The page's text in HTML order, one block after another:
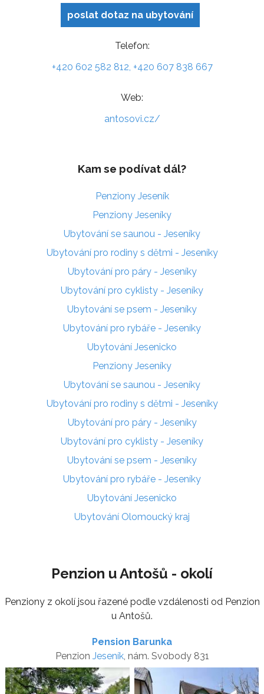
poslat dotaz na ubytování
Telefon:
+420 602 582 812, +420 607 838 667
Web:
antosovi.cz/
Kam se podívat dál?
Penziony Jeseník
Penziony Jeseníky
Ubytování se saunou - Jeseníky
Ubytování pro rodiny s dětmi - Jeseníky
Ubytování pro páry - Jeseníky
Ubytování pro cyklisty - Jeseníky
Ubytování se psem - Jeseníky
Ubytování pro rybáře - Jeseníky
Ubytování Jesenicko
Penziony Jeseníky
Ubytování se saunou - Jeseníky
Ubytování pro rodiny s dětmi - Jeseníky
Ubytování pro páry - Jeseníky
Ubytování pro cyklisty - Jeseníky
Ubytování se psem - Jeseníky
Ubytování pro rybáře - Jeseníky
Ubytování Jesenicko
Ubytování Olomoucký kraj
Penzion u Antošů - okolí
Penziony z okolí jsou řazené podle vzdálenosti od Penzion
u Antošů.
Pension Barunka
Penzion Jeseník, nám. Svobody 831